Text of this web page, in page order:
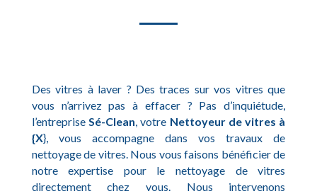
Des vitres à laver ? Des traces sur vos vitres que
vous n’arrivez pas à effacer ? Pas d’inquiétude,
l’entrepriseSé-Clean, votre Nettoyeur de vitres à
{X}, vous accompagne dans vos travaux de
nettoyage de vitres. Nous vous faisons bénéficier de
notre expertise pour le nettoyage de vitres
directement chez vous. Nous intervenons